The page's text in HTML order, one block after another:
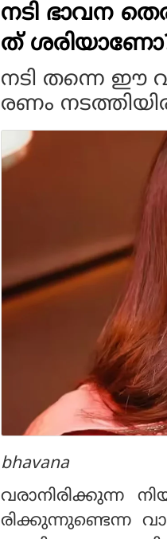
നടി ഭാവന
ത്
നടി തന്നെ ഈ
രണം
bhavana
വരാനിരിക്കുന്ന
രിക്കുന്നുണ്ടെന്ന